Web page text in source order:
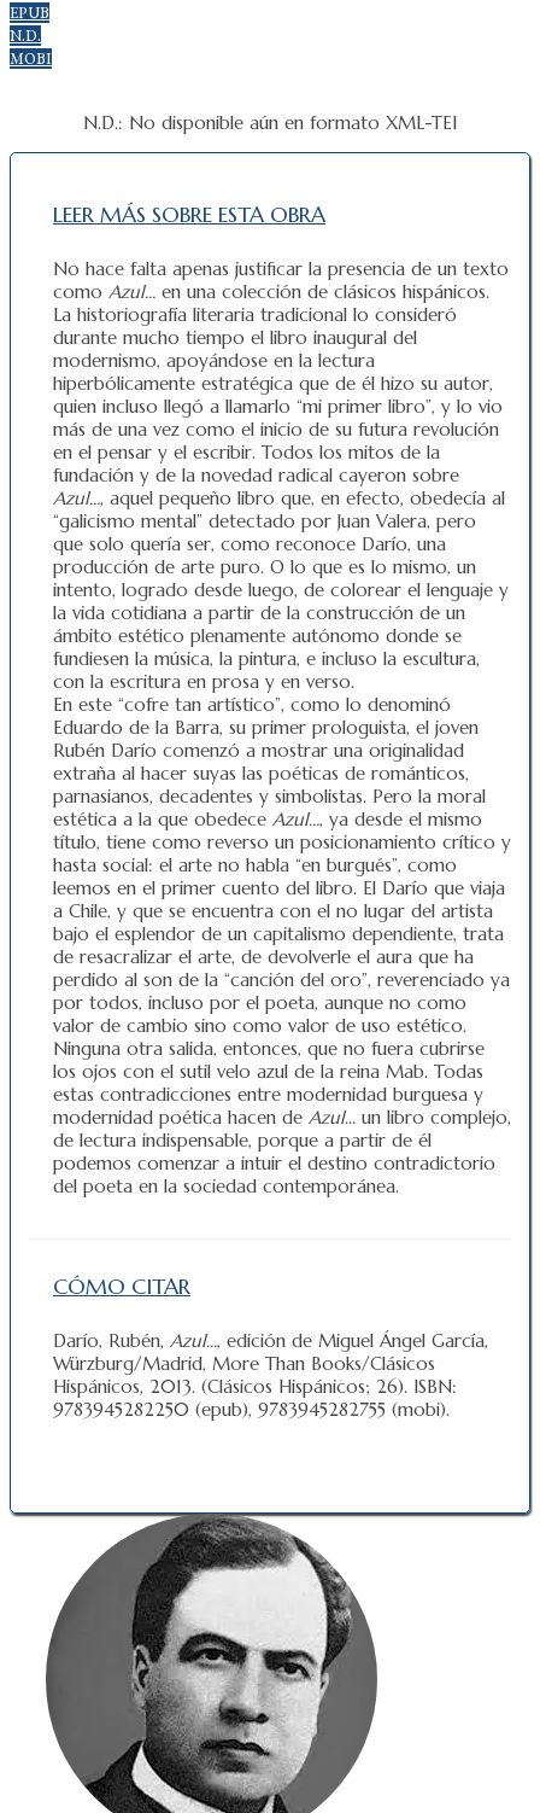
EPUB
N.D.
MOBI
N.D.: No disponible aún en formato XML-TEI
LEER MÁS SOBRE ESTA OBRA
No hace falta apenas justificar la presencia de un texto
como Azul… en una colección de clásicos hispánicos.
La historiografía literaria tradicional lo consideró
durante mucho tiempo el libro inaugural del
modernismo, apoyándose en la lectura
hiperbólicamente estratégica que de él hizo su autor,
quien incluso llegó a llamarlo “mi primer libro”, y lo vio
más de una vez como el inicio de su futura revolución
en el pensar y el escribir. Todos los mitos de la
fundación y de la novedad radical cayeron sobre
Azul…, aquel pequeño libro que, en efecto, obedecía al
“galicismo mental” detectado por Juan Valera, pero
que solo quería ser, como reconoce Darío, una
producción de arte puro. O lo que es lo mismo, un
intento, logrado desde luego, de colorear el lenguaje y
la vida cotidiana a partir de la construcción de un
ámbito estético plenamente autónomo donde se
fundiesen la música, la pintura, e incluso la escultura,
con la escritura en prosa y en verso.
En este “cofre tan artístico”, como lo denominó
Eduardo de la Barra, su primer prologuista, el joven
Rubén Darío comenzó a mostrar una originalidad
extraña al hacer suyas las poéticas de románticos,
parnasianos, decadentes y simbolistas. Pero la moral
estética a la que obedece Azul…, ya desde el mismo
título, tiene como reverso un posicionamiento crítico y
hasta social: el arte no habla “en burgués”, como
leemos en el primer cuento del libro. El Darío que viaja
a Chile, y que se encuentra con el no lugar del artista
bajo el esplendor de un capitalismo dependiente, trata
de resacralizar el arte, de devolverle el aura que ha
perdido al son de la “canción del oro”, reverenciado ya
por todos, incluso por el poeta, aunque no como
valor de cambio sino como valor de uso estético.
Ninguna otra salida, entonces, que no fuera cubrirse
los ojos con el sutil velo azul de la reina Mab. Todas
estas contradicciones entre modernidad burguesa y
modernidad poética hacen de Azul… un libro complejo,
de lectura indispensable, porque a partir de él
podemos comenzar a intuir el destino contradictorio
del poeta en la sociedad contemporánea.
CÓMO CITAR
Darío, Rubén, Azul…, edición de Miguel Ángel García,
Würzburg/Madrid, More Than Books/Clásicos
Hispánicos, 2013. (Clásicos Hispánicos; 26). ISBN:
9783945282250 (epub), 9783945282755 (mobi).